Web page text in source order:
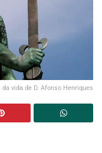
vida de D. Afonso Henriques